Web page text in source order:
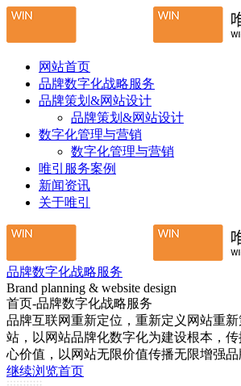
网站首页
品牌数字化战略服务
品牌策划&网站设计
品牌策划&网站设计
数字化管理与营销
数字化管理与营销
唯引服务案例
新闻资讯
关于唯引
品牌数字化战略服务
Brand planning & website design
首页-品牌数字化战略服务
品牌互联网重新定位，重新定义网站重
站，以网站品牌化数字化为建设根本，
心价值，以网站无限价值传播无限增强品
继续浏览首页